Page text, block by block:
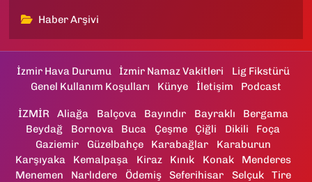
Haber Arşivi
İzmir Hava Durumu İzmir Namaz Vakitleri
Lig Fikstürü
Genel Kullanım Koşulları
Künye İletişim Podcast
İZMİR Aliağa Balçova Bayındır Bayraklı
Bergama
Beydağ
Bornova Buca Çeşme Çiğli Dikili
Foça
Gaziemir
Güzelbahçe Karabağlar
Karaburun
Karşıyaka
Kemalpaşa Kiraz Kınık Konak
Menderes
Menemen
Narlıdere Ödemiş Seferihisar Selçuk Tire